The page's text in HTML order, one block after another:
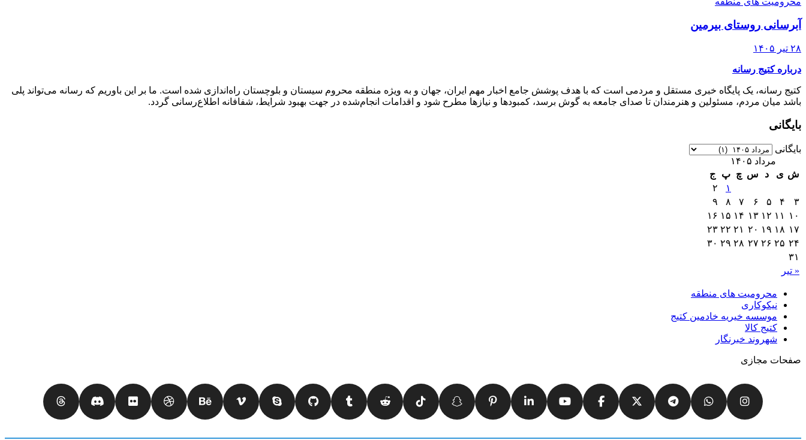
آبرسانی روستای بیرمین
۲۸ تیر ۱۴۰۵
درباره کتیج رسانه
کتیج رسانه، یک پایگاه خبری مستقل و مردمی است که با هدف پوشش جامع اخبار مهم ایران، جهان و به ویژه منطقه محروم سیستان و بلوچستان راه‌اندازی شده است. ما بر این باوریم که رسانه می‌تواند پلی
باشد میان مردم، مسئولین و هنرمندان تا صدای جامعه به گوش برسد، کمبودها و نیازها مطرح شود و اقدامات انجام‌شده در جهت بهبود شرایط، شفافانه اطلاع‌رسانی گردد.
بایگانی
بایگانی
مرداد ۱۴۰۵
ش ی د س چ پ ج
« تیر
۱
۲
۳
۴ ۵ ۶ ۷ ۸
۹
۱۰
۱۱ ۱۲ ۱۳ ۱۴ ۱۵ ۱۶
۱۷ ۱۸ ۱۹ ۲۰ ۲۱ ۲۲ ۲۳
۲۴ ۲۵ ۲۶ ۲۷ ۲۸ ۲۹ ۳۰
۳۱
محرومیت های منطقه
نیکوکاری
موسسه خیریه خادمین کتیج
کتیج کالا
شهروند خبرنگار
صفحات مجازی